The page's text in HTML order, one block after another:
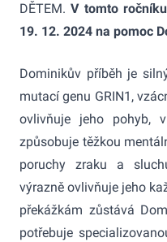
DĚTEM.V tomto
19. 12. 2024 na pomoc
Dominikův příběh je
mutací genu GRIN1,
ovlivňuje jeho pohyb,
způsobuje těžkou
poruchy zraku a
výrazně ovlivňuje jeho
překážkám zůstává
potřebuje